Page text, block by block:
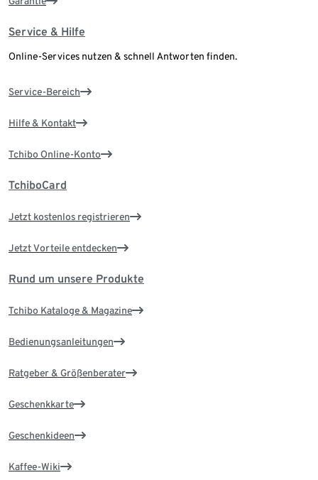
Service & Hilfe
Online-Services nutzen & schnell Antworten finden.
Service-Bereich
Hilfe & Kontakt
Tchibo Online-Konto
TchiboCard
Jetzt kostenlos registrieren
Jetzt Vorteile entdecken
Rund um unsere Produkte
Tchibo Kataloge & Magazine
Bedienungsanleitungen
Ratgeber & Größenberater
Geschenkkarte
Geschenkideen
Kaffee-Wiki